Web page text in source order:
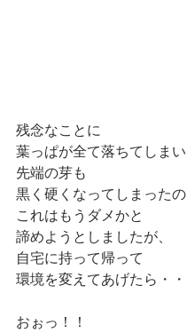
残念なことに
葉っぱが全て落ちてしまい
先端の芽も
黒く硬くなってしまったの
これはもうダメかと
諦めようとしましたが、
自宅に持って帰って
環境を変えてあげたら・・
おぉっ！！